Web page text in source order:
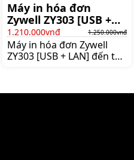
Máy in hóa đơn
Zywell ZY303 [USB +
LAN]
1.210.000vnđ 1.250.000vnđ
Máy in hóa đơn Zywell
ZY303 [USB + LAN] đến từ
in đẹp. Độ phân giải